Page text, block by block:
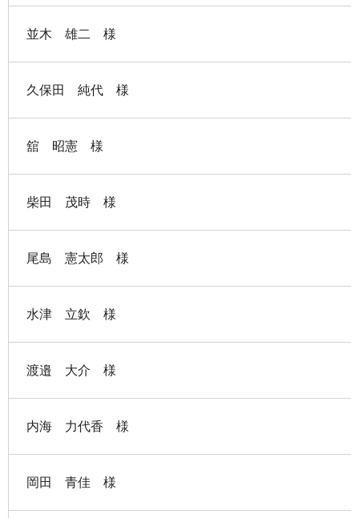
並木 雄二 様
久保田 純代 様
舘 昭憲 様
柴田 茂時 様
尾島 憲太郎 様
水津 立欽 様
渡邉 大介 様
内海 力代香 様
岡田 青佳 様